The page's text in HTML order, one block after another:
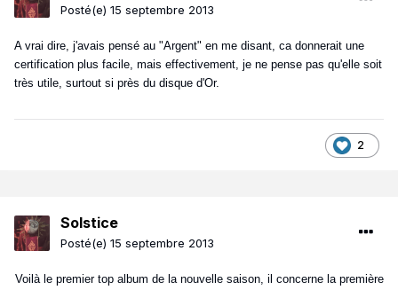
Posté(e) 15 septembre 2013
A vrai dire, j'avais pensé au "Argent" en me disant, ca donnerait une
certification plus facile, mais effectivement, je ne pense pas qu'elle soit
très utile, surtout si près du disque d'Or.
2
Solstice
Posté(e) 15 septembre 2013
Voilà le premier top album de la nouvelle saison, il concerne la première